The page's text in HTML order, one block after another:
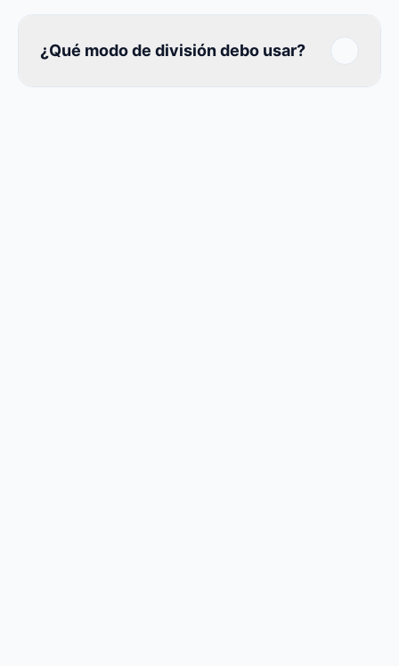
¿Qué modo de división debo usar?